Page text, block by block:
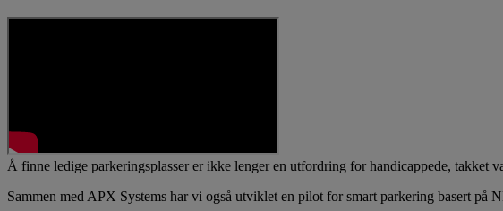
Å finne ledige parkeringsplasser er ikke lenger en utfordring for handicappede, takket
Sammen med APX Systems har vi også utviklet en pilot for smart parkering basert